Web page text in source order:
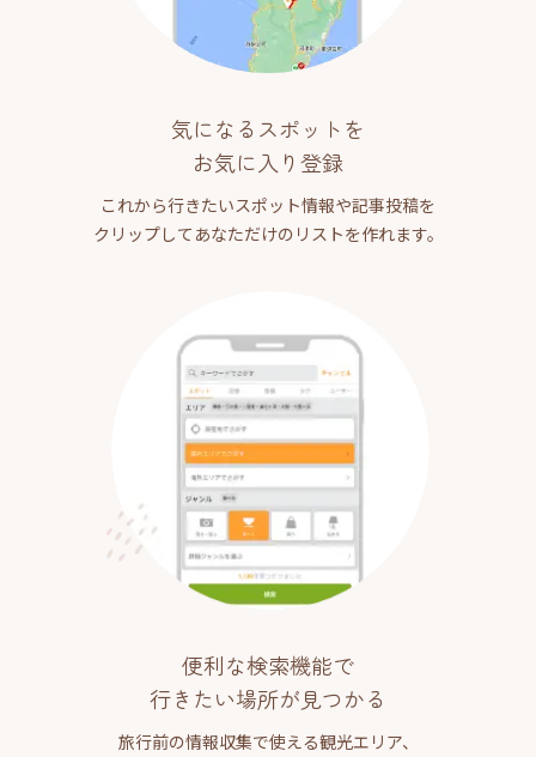
気になるスポットを
お気に入り登録
これから行きたいスポット情報や記事投稿を
クリップしてあなただけのリストを作れます。
便利な検索機能で
行きたい場所が見つかる
旅行前の情報収集で使える観光エリア、